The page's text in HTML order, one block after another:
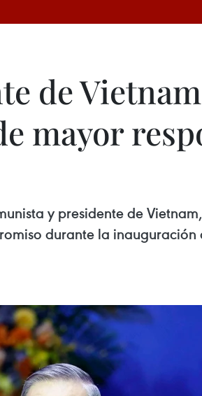
de
mayor
y presidente de
durante la